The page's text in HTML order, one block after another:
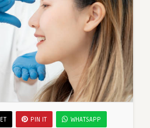
PIN IT WHATSAPP